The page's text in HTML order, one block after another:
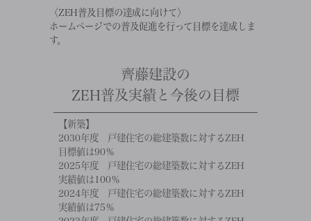
〈ZEH普及目標の達成に向けて〉
ホームページでの普及促進を行って目標を達成しま
す。
齊藤建設の
ZEH普及実績と今後の目標
【新築】
2030年度 戸建住宅の総建築数に対するZEH
目標値は90％
2025年度 戸建住宅の総建築数に対するZEH
実績値は100％
2024年度 戸建住宅の総建築数に対するZEH
実績値は75％